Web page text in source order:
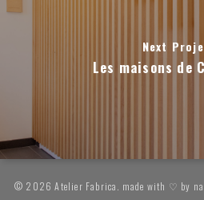
Next
Les maisons de
© 2026 Atelier Fabrica. made with ♡ by